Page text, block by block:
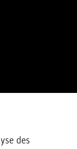
des